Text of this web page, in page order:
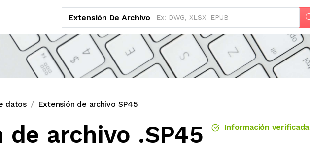
Extensión De Archivo
datos Extensión de archivo SP45
de archivo .SP45 Información verificada